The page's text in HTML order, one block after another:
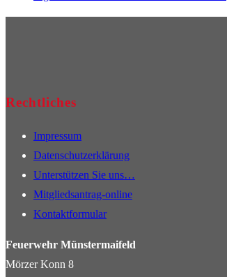
Rechtliches
Impressum
Datenschutzerklärung
Unterstützen Sie uns…
Mitgliedsantrag-online
Kontaktformular
Feuerwehr Münstermaifeld
Mörzer Konn 8